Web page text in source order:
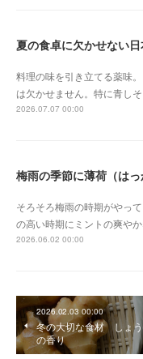
料理の味を引き立てる薬味
は欠かせません。特に青し
2026.07.07 00:00
梅雨の季節に薄荷（は
そろそろ梅雨の時期がやっ
の高い時期にミントの爽や
2026.06.02 00:00
2026.02.03 00:00
冬の大切な食材 しょ
の香り